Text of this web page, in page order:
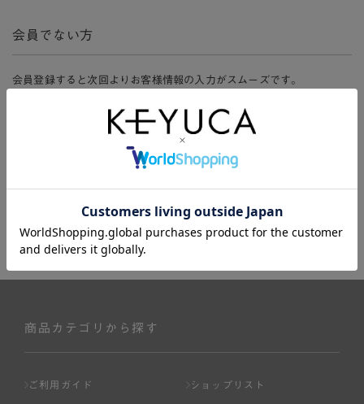
会員でない方
会員登録すると次回よりお客様情報の入力がスムーズです。
ージ、購入履歴をご利用いただけます。
商品カテゴリから探す
ご利用ガイド ショップリスト